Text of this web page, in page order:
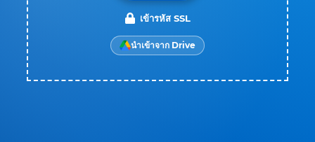
เข้ารหัส SSL
นำเข้าจาก Drive